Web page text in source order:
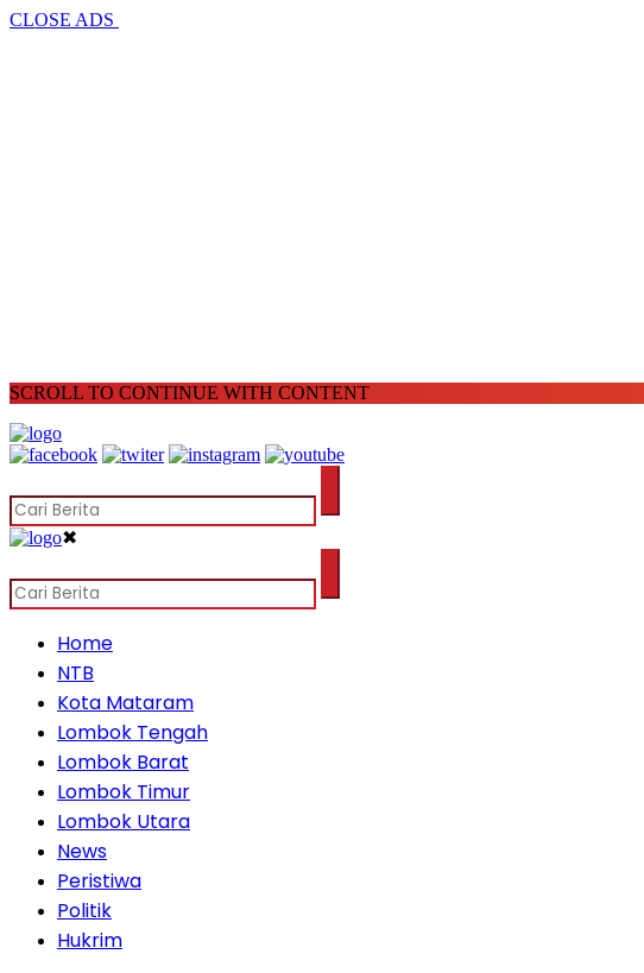
CLOSE ADS
SCROLL TO CONTINUE WITH CONTENT
✖
Home
NTB
Kota Mataram
Lombok Tengah
Lombok Barat
Lombok Timur
Lombok Utara
News
Peristiwa
Politik
Hukrim